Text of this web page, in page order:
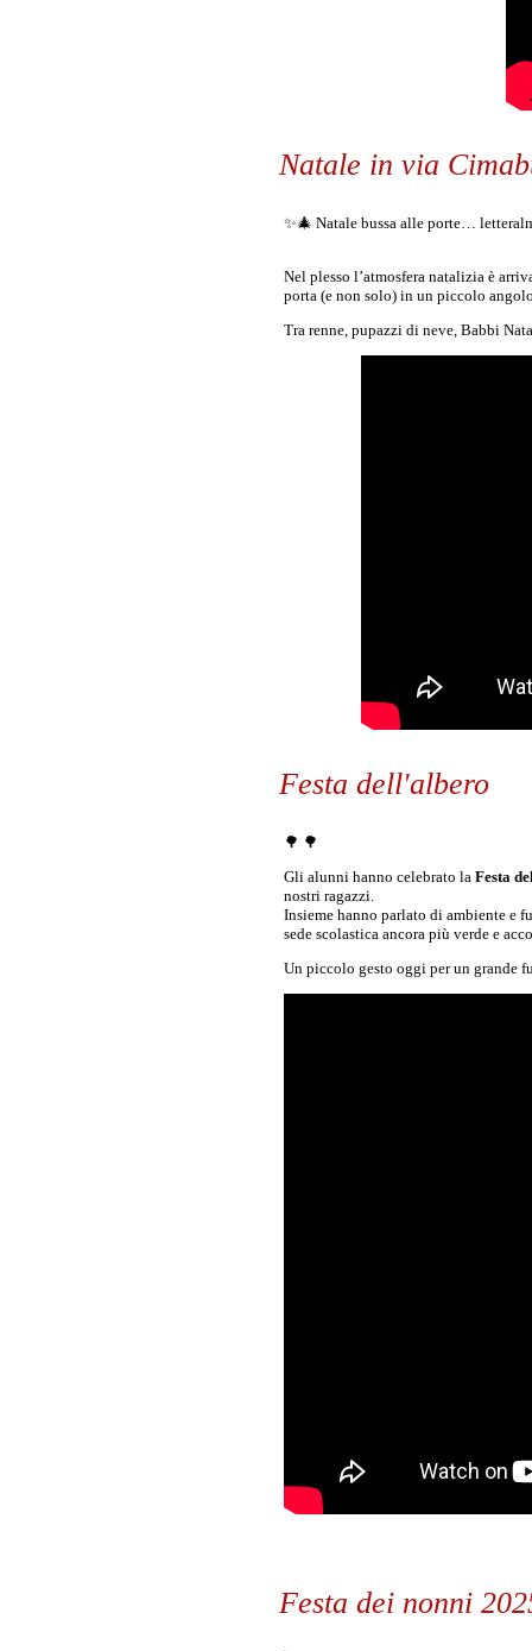
Natale in via
✨🎄 Natale bussa alle porte…
Nel plesso l’atmosfera natalizia è
porta (e non solo) in un piccolo
Tra renne, pupazzi di neve, Babbi
Festa dell'albero
🌳 🌳
Gli alunni hanno celebrato laFesta
nostri ragazzi.
Insieme hanno parlato di ambiente e
sede scolastica ancora più verde e
Un piccolo gesto oggi per un grande
Festa dei nonni